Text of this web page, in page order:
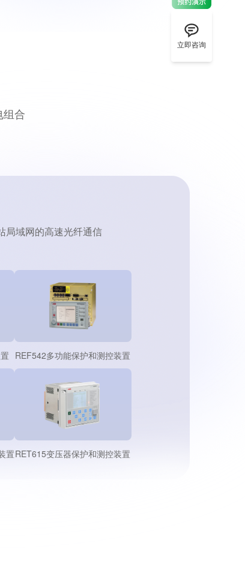
立即咨询
合
局域网的高速光纤通信
REF542多功能保护和测控装置
置RET615变压器保护和测控装置